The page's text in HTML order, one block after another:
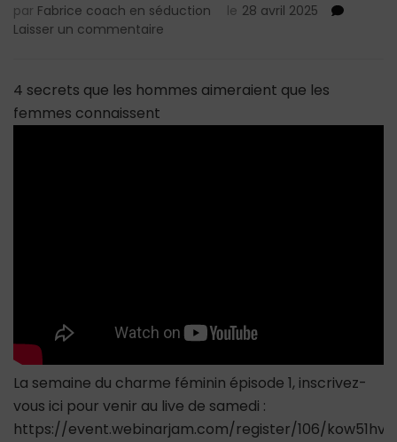
par Fabrice coach en séduction le 28 avril 2025
Laisser un commentaire
que
hommes
4 secrets que les hommes aimeraient que les
femmes connaissent
La semaine du charme féminin épisode 1, inscrivez-
vous ici pour venir au live de samedi :
https://event.webinarjam.com/register/106/kow51hvy